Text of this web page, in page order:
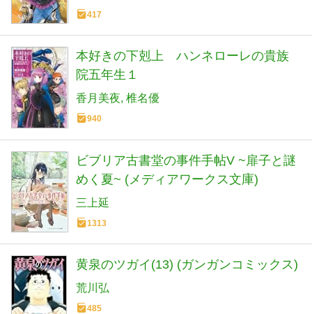
417
本好きの下剋上 ハンネローレの貴族
院五年生１
香月美夜 椎名優
940
ビブリア古書堂の事件手帖V ~扉子と謎
めく夏~ (メディアワークス文庫)
三上延
1313
黄泉のツガイ(13) (ガンガンコミックス)
荒川弘
485